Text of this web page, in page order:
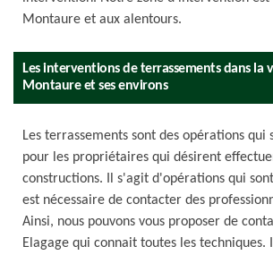
Montaure et aux alentours.
Les interventions de terrassements dans la
Montaure et ses environs
Les terrassements sont des opérations qui
pour les propriétaires qui désirent
constructions. Il s'agit d'opérations qui
est nécessaire de contacter des
Ainsi, nous pouvons vous proposer de
Elagage qui connait toutes les techniques.